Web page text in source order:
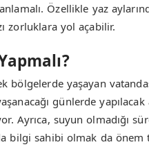
Özellikle yaz
zorluklara yol açabilir.
bölgelerde yaşayan
günlerde
Ayrıca, suyun olmadığı
bilgi sahibi olmak da